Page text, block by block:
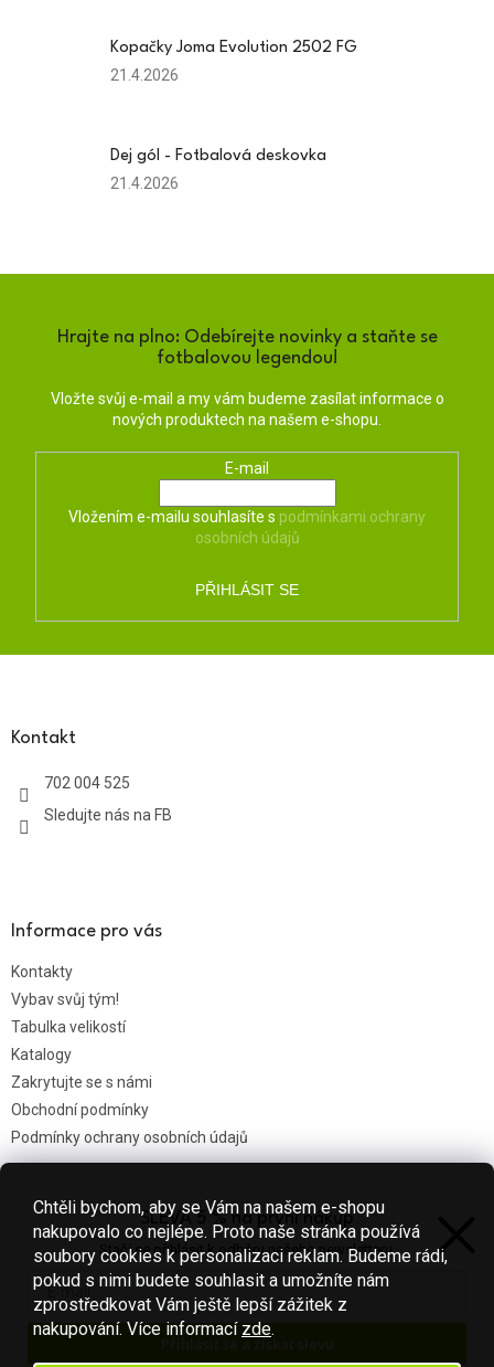
Chtěli bychom, aby se Vám na našem e-shopu
nakupovalo co nejlépe. Proto naše stránka používá
soubory cookies k personalizaci reklam. Budeme rádi,
pokud s nimi budete souhlasit a umožníte nám
zprostředkovat Vám ještě lepší zážitek z
nakupování. Více informací zde.
z
5
Kopačky Joma Evolution 2502 FG
Hodnocení
z
5
21.4.2026
Dej gól - Fotbalová deskovka
Hodnocení
21.4.2026
Hrajte na plno: Odebírejte novinky a staňte se
fotbalovou legendou!
Vložte svůj e-mail a my vám budeme zasílat informace o
nových produktech na našem e-shopu.
E-mail
Vložením e-mailu souhlasíte s podmínkami ochrany
osobních údajů
PŘIHLÁSIT SE
Kontakt
702 004 525
Sledujte nás na FB
Informace pro vás
Kontakty
Vybav svůj tým!
Tabulka velikostí
Katalogy
Zakrytujte se s námi
Obchodní podmínky
Podmínky ochrany osobních údajů
Nákupní košík
0KS /0 KČ
SLEVA 5 % na první nákup
Stačí se přihlásit k odběru našeho newsletteru.
Přihlásit se a získat slevu